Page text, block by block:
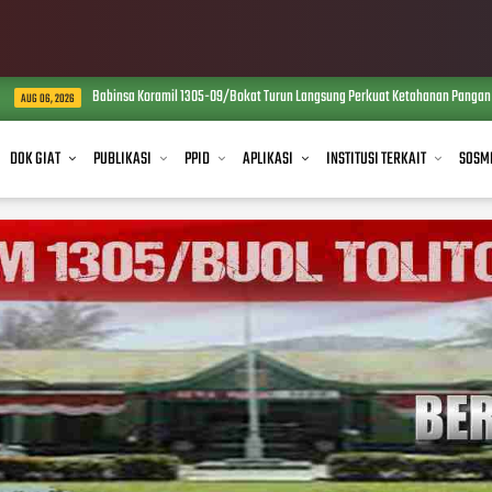
Babinsa Koramil 1305-09/Bokat Turun Langsung Perkuat Ketahanan Pangan Melalui
DOK GIAT PUBLIKASI PPID APLIKASI INSTITUSI TERKAIT